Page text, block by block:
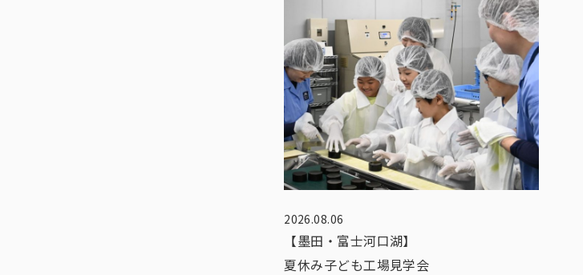
2026.08.06
【墨田・富士河口湖】
夏休み子ども工場見学会